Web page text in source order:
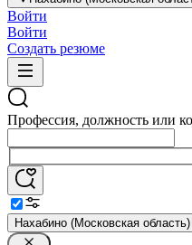
Войти
Войти
Создать резюме
Профессия, должность или
Нахабино (Московская область)